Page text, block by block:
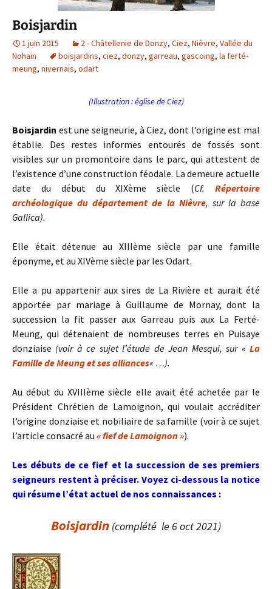
Boisjardin
1 juin 2015 2 - Châtellenie de Donzy, Ciez, Nièvre, Vallée du
Nohain
boisjardins, ciez, donzy, garreau, gascoing, la ferté-
meung, nivernais, odart
(Illustration : église de Ciez)
Boisjardin est une seigneurie, à Ciez, dont l’origine est mal
établie. Des restes informes entourés de fossés sont
visibles sur un promontoire dans le parc, qui attestent de
l’existence d’une construction féodale. La demeure actuelle
date du début du XIXème siècle (Cf.Répertoire
archéologique du département de la Nièvre, sur la base
Gallica).
Elle était détenue au XIIIème siècle par une famille
éponyme, et au XIVème siècle par les Odart.
Elle a pu appartenir aux sires de La Rivière et aurait été
apportée par mariage à Guillaume de Mornay, dont la
succession la fit passer aux Garreau puis aux La Ferté-
Meung, qui détenaient de nombreuses terres en Puisaye
donziaise (voir à ce sujet l’étude de Jean Mesqui, sur «La
Famille de Meung et ses alliances« …).
Au début du XVIIIème siècle elle avait été achetée par le
Président Chrétien de Lamoignon, qui voulait accréditer
l’origine donziaise et nobiliaire de sa famille (voir à ce sujet
l’article consacré au « fief de Lamoignon »).
Les débuts de ce fief et la succession de ses premiers
seigneurs restent à préciser. Voyez ci-dessous la notice
qui résume l’état actuel de nos connaissances :
Boisjardin (complété le 6 oct 2021)